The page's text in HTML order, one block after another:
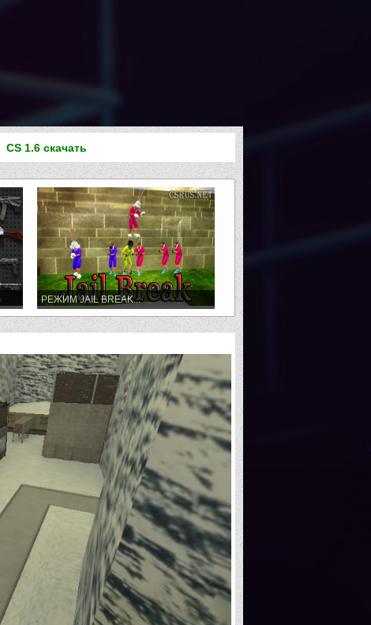
CS 1.6 скачать
РЕЖИМ JAIL BREAK...